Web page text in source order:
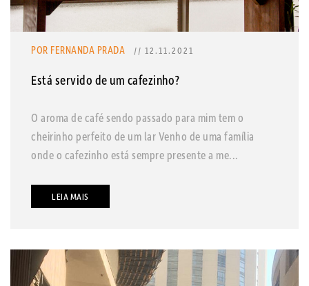
POR FERNANDA PRADA // 12.11.2021
Está servido de um cafezinho?
O aroma de café sendo passado para mim tem o
cheirinho perfeito de um lar Venho de uma família
onde o cafezinho está sempre presente a me...
LEIA MAIS